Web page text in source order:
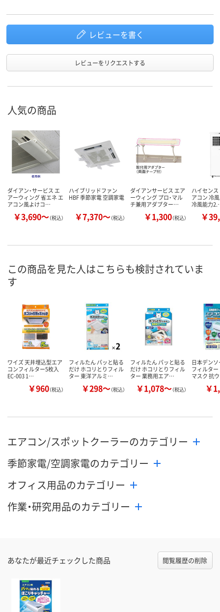
レビューを書く
レビューをリクエストする
人気の商品
ダイアン・サービス エ
アーウィング 省エネ エ
アコン風よけコ…
￥3,690～（税込）
ハイブリッドファン
HBF 季節家電 空調家電
￥7,370～（税込）
ダイアンサービス エア
ーウィング プロ・マル
チ兼用アダプター…
￥1,300（税込）
ハイセン
アコン 冷風
冷風能力
￥
この商品を見た人はこちらも検討されていま
す
ワイズ 天井埋込型エア
コンフィルター5枚入
EC-003 1…
￥960（税込）
フィルたん パッと貼る
だけ ホコリとりフィル
ター 東洋アルミ…
￥298～（税込）
フィルたん パッと貼る
だけ ホコリとりフィル
ター 業務用エア…
￥1,078～（税込）
日本デン
フィルター
マスク 抗
￥
エアコン/スポットクーラーのカテゴリー
季節家電/空調家電のカテゴリー
オフィス用品のカテゴリー
作業・研究用品のカテゴリー
あなたが最近チェックした商品 閲覧履歴の削除